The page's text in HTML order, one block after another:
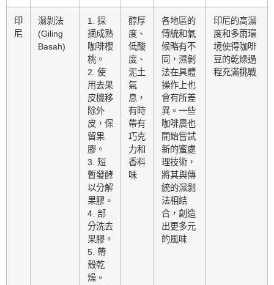
印
尼
濕剝法
(Giling
Basah)
1. 採
摘成熟
咖啡櫻
桃。
2. 使
用去果
皮機移
除外
皮，保
留果
膠。
3. 短
暫發酵
以分解
果膠。
4. 部
分洗去
果膠。
5. 帶
殼乾
燥。
醇厚
度、
低酸
度、
泥土
氣
息，
有時
帶有
巧克
力和
香料
味
各地區的
傳統和氣
候略有不
同，濕剝
法在具體
操作上也
會有所差
異。一些
咖啡農也
開始嘗試
新的蜜處
理技術，
將其與傳
統的濕剝
法相結
合，創造
出更多元
的風味
印尼的高濕
度和多雨環
境使得咖啡
豆的乾燥過
程充滿挑戰